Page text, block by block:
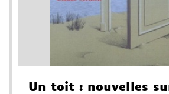
Un toit : nouvelles